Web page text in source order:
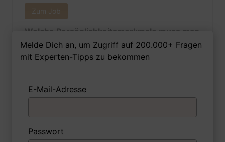
Zum Job
Welche Persönlichkeitsmerkmale muss man
als Haus- und Familienpflegerin Ihrer
Meinung nach besitzen, um in dem Job
erfolgreich zu sein?
1 FoxTipp Antwort schreiben Audio aufnehmen
Melde Dich an, um Zugriff auf 200.000+ Fragen
mit Experten-Tipps zu bekommen
E-Mail-Adresse
Passwort